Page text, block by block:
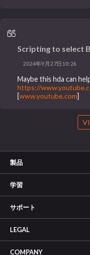
Scripting to select
2024年9月27日10:26
Maybe this hda can
https://
[www.youtube.com]
製品
学習
サポート
LEGAL
COMPANY